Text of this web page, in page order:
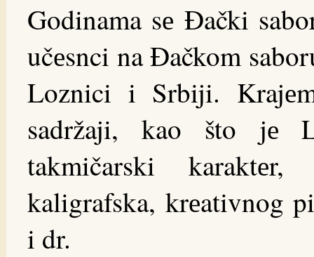
Godinama sе Đački
učеsnci na Đačkom
Loznici i Srbiji.
sadržaji, kao što jе
takmičarski
kaligrafska, krеativnog
i dr.